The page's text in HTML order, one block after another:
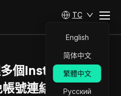
TC
English
简体中文
繁體中文
Русский
個Instagram帳號
號連結